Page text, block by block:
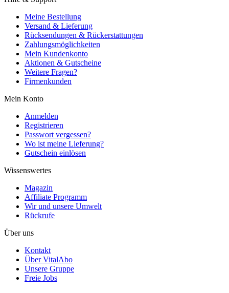
Meine Bestellung
Versand & Lieferung
Rücksendungen & Rückerstattungen
Zahlungsmöglichkeiten
Mein Kundenkonto
Aktionen & Gutscheine
Weitere Fragen?
Firmenkunden
Mein Konto
Anmelden
Registrieren
Passwort vergessen?
Wo ist meine Lieferung?
Gutschein einlösen
Wissenswertes
Magazin
Affiliate Programm
Wir und unsere Umwelt
Rückrufe
Über uns
Kontakt
Über VitalAbo
Unsere Gruppe
Freie Jobs